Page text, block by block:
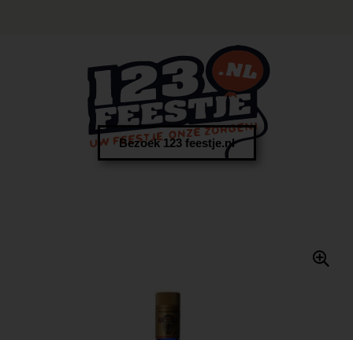
Bezoek 123 feestje.nl